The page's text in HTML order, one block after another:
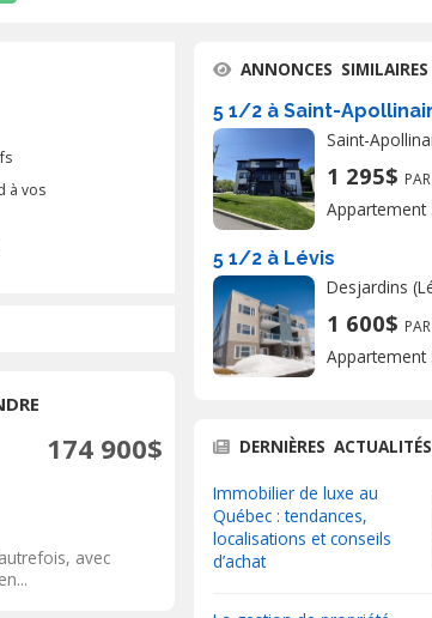
à vos
174 900$
avec
ANNONCES
5 1/2 à Saint-
Saint-
1 295$
Appartement
5 1/2 à Lévis
Desjardins
1 600$
Appartement
DERNIÈRES
Immobilier de luxe au
Québec : tendances,
localisations et conseils
d’achat